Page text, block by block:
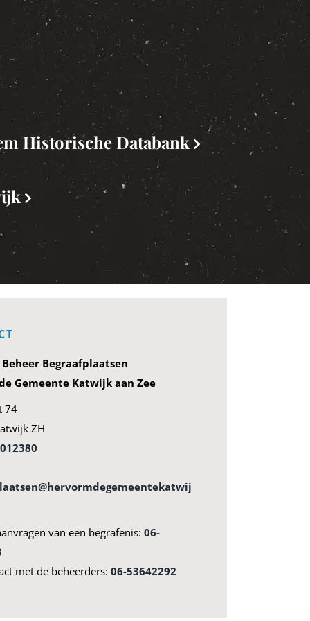
Historische Databank
Begraafplaatsen
Gemeente Katwijk aan Zee
74
ZH
van een begrafenis: 06-
met de beheerders: 06-53642292